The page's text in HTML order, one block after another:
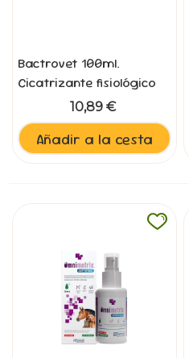
Bactrovet 100ml.
Cicatrizante fisiológico
10,89 €
Añadir a la cesta